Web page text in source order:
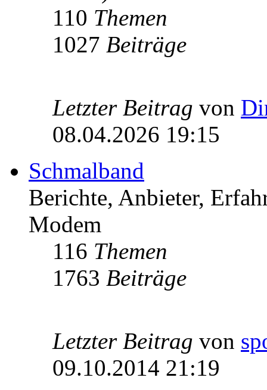
110 Themen
1027 Beiträge
Letzter Beitrag von
08.04.2026 19:15
Schmalband
Berichte, Anbieter,
Modem
116 Themen
1763 Beiträge
Letzter Beitrag von
09.10.2014 21:19